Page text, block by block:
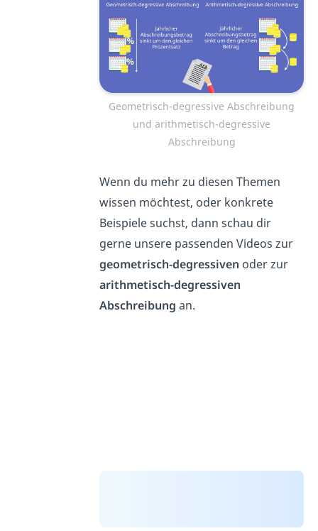
Geometrisch-degressive Abschreibung
und arithmetisch-degressive
Abschreibung
Wenn du mehr zu diesen Themen
wissen möchtest, oder konkrete
Beispiele suchst, dann schau dir
gerne unsere passenden Videos zur
geometrisch-degressiven oder zur
arithmetisch-degressiven
Abschreibung an.